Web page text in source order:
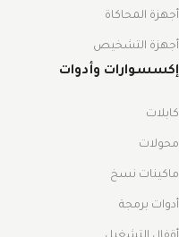
أجهزة المحاكاة
أجهزة التشخيص
إكسسوارات وأدوات
كابلات
محولات
ماكينات نسخ
أدوات برمجة